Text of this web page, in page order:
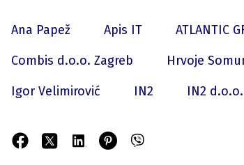
Ana Papež Apis IT ATLANTIC
Combis d.o.o. Zagreb
Hrvoje
Igor Velimirović
IN2 IN2